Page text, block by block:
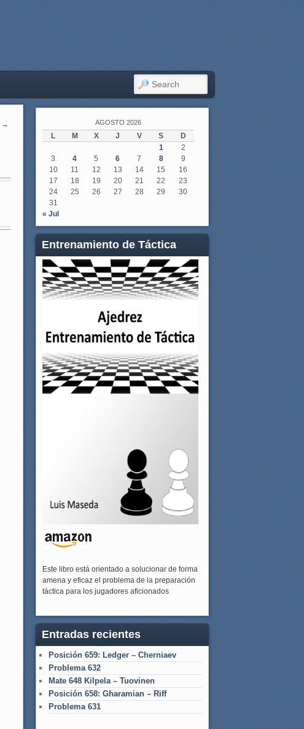
SEARCH
→ AGOSTO 2026
L M X J V S
D
1
2
3
4 5 6 7 8
9
10
11 12 13 14 15
16
17
18 19 20 21 22
23
24
25 26 27 28 29
30
31
« Jul
Entrenamiento de Táctica
Este libro está orientado a solucionar de forma
amena y eficaz el problema de la preparación
táctica para los jugadores aficionados
Entradas recientes
Posición 659: Ledger – Cherniaev
Problema 632
Mate 648 Kilpela – Tuovinen
Posición 658: Gharamian – Riff
Problema 631